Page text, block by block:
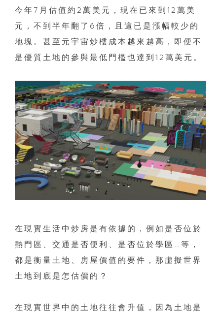
今年7月估值約2萬美元，現在已來到12萬美
元，不到半年翻了6倍，且這已是漲幅較少的
地塊。甚至元宇宙炒樓成本越來越高，即便不
是優質土地的參與最低門檻也達到12萬美元。
在現實生活中炒房是有依據的，例如是否位於
熱門區、交通是否便利、是否位於學區…等，
都是衡量土地、房屋價值的要件，那虛擬世界
土地到底是怎估價的？
在現實世界中的土地往往會升值，因為土地是